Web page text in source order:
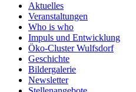
Aktuelles
Veranstaltungen
Who is who
Impuls und Entwicklung
Öko-Cluster Wulfsdorf
Geschichte
Bildergalerie
Newsletter